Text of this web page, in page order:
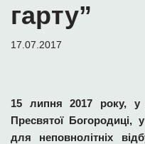
гарту”
17.07.2017
15 липня 2017 року,
Пресвятої Богородиці,
для неповнолітніх